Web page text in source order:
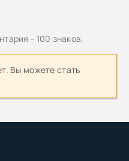
- 100 знаков.
Вы можете стать